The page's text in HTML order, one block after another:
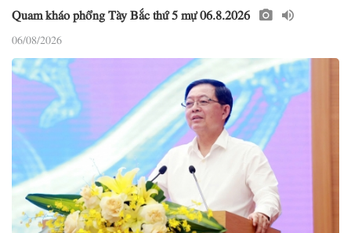
Quam kháo phổng Tày Bắc thứ 5 mự 06.8.2026
06/08/2026